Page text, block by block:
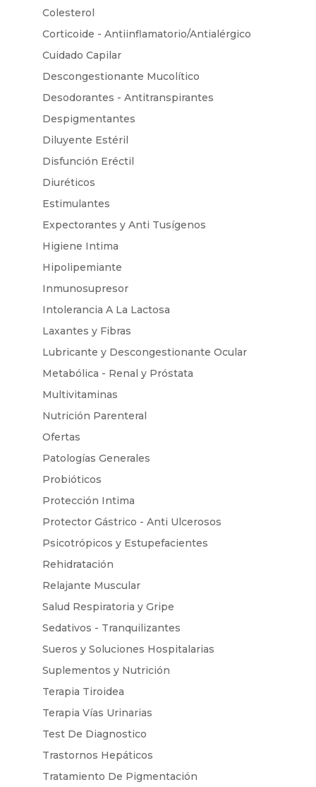
Colesterol
Corticoide - Antiinflamatorio/Antialérgico
Cuidado Capilar
Descongestionante Mucolítico
Desodorantes - Antitranspirantes
Despigmentantes
Diluyente Estéril
Disfunción Eréctil
Diuréticos
Estimulantes
Expectorantes y Anti Tusígenos
Higiene Intima
Hipolipemiante
Inmunosupresor
Intolerancia A La Lactosa
Laxantes y Fibras
Lubricante y Descongestionante Ocular
Metabólica - Renal y Próstata
Multivitaminas
Nutrición Parenteral
Ofertas
Patologías Generales
Probióticos
Protección Intima
Protector Gástrico - Anti Ulcerosos
Psicotrópicos y Estupefacientes
Rehidratación
Relajante Muscular
Salud Respiratoria y Gripe
Sedativos - Tranquilizantes
Sueros y Soluciones Hospitalarias
Suplementos y Nutrición
Terapia Tiroidea
Terapia Vías Urinarias
Test De Diagnostico
Trastornos Hepáticos
Tratamiento De Pigmentación